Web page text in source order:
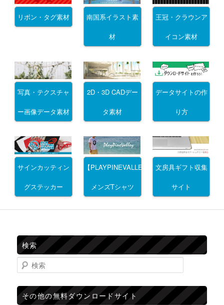
リボン・タグ素材 南国系イラスト素
材
王冠・クラウンア
イコン素材
写真・テクスチャ
ー画像データ素材
2D・3D CADデー
タ素材
データサイトの作
り方
サインカッティン
グステッカー
【PLAYPINEVALLEY】
メンズTシャツ
文房具ギフト収集
サイト
検索
検索
その他の無料ダウンロードサイト